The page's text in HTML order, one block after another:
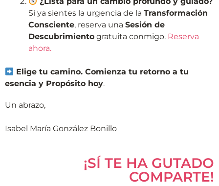
Si ya sientes la urgencia de la Transformación
Consciente, reserva una Sesión de
Descubrimiento gratuita conmigo. Reserva
ahora.
Elige tu camino. Comienza tu retorno a tu
esencia y Propósito hoy.
Un abrazo,
Isabel María González Bonillo
¡SÍ TE HA GUTADO
COMPARTE!